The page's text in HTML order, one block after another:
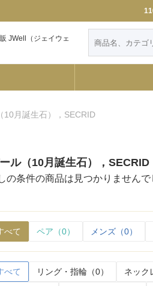
JWell（ジェイウェ
10月誕生石），SECRID
ル（10月誕生石），SECRID
の条件の商品は見つかりません
べて ペア（0） メンズ（0）
べて リング・指輪（0） ネック